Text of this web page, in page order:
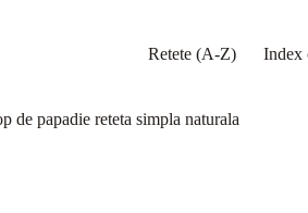
Retete (A-Z) Index
de papadie reteta simpla naturala